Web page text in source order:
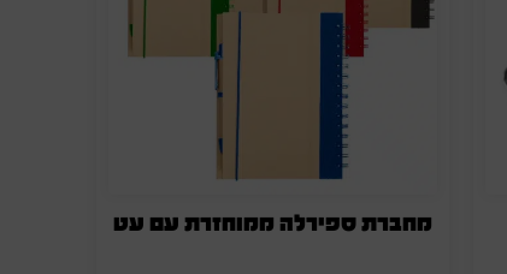
מחברת ספירלה ממוחזרת עם עט